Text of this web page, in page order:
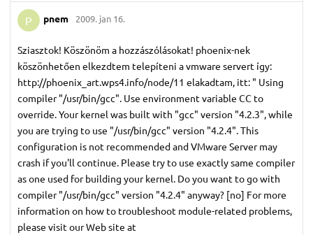
P pnem 2009. jan 16.
Sziasztok! Köszönöm a hozzászólásokat! phoenix-nek
köszönhetően elkezdtem telepíteni a vmware servert így:
http://phoenix_art.wps4.info/node/11 elakadtam, itt: " Using
compiler "/usr/bin/gcc". Use environment variable CC to
override. Your kernel was built with "gcc" version "4.2.3", while
you are trying to use "/usr/bin/gcc" version "4.2.4". This
configuration is not recommended and VMware Server may
crash if you'll continue. Please try to use exactly same compiler
as one used for building your kernel. Do you want to go with
compiler "/usr/bin/gcc" version "4.2.4" anyway? [no] For more
information on how to troubleshoot module-related problems,
please visit our Web site at